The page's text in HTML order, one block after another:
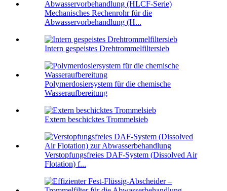
Mechanisches Rechenrohr für die
Abwasservorbehandlung (H...
Intern gespeistes Drehtrommelfiltersieb
Polymerdosiersystem für die chemische
Wasseraufbereitung
Extern beschicktes Trommelsieb
Verstopfungsfreies DAF-System (Dissolved Air
Flotation) f...